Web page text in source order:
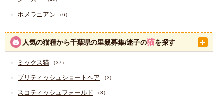
ポメラニアン （6）
人気の猫種から千葉県の里親募集/迷子の猫を探す
ミックス猫 （37）
ブリティッシュショートヘア （3）
スコティッシュフォールド （3）